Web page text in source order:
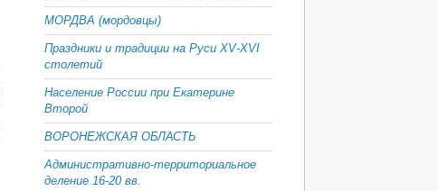
МОРДВА (мордовцы)
Праздники и традиции на Руси XV-XVI
столетий
Население России при Екатерине
Второй
ВОРОНЕЖСКАЯ ОБЛАСТЬ
Административно-территориальное
деление 16-20 вв.